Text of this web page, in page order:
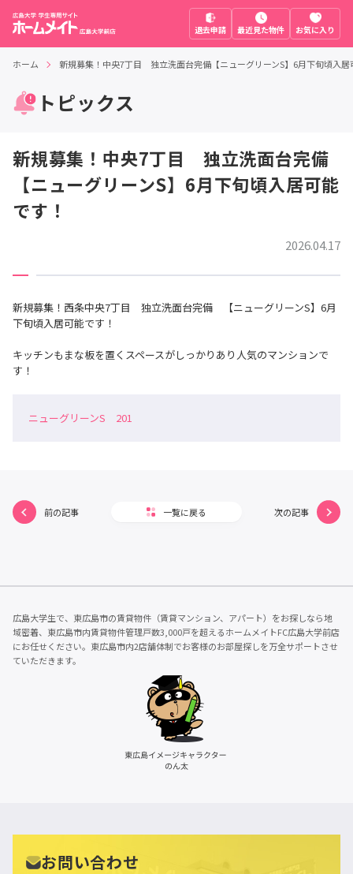
退去申請 最近見た物件 お気に入り
ホーム 新規募集！中央7丁目 独立洗面台完備【ニューグリーンS】6月下旬頃入居
トピックス
新規募集！中央7丁目 独立洗面台完備
【ニューグリーンS】6月下旬頃入居可能
です！
2026.04.17
新規募集！西条中央7丁目 独立洗面台完備 【ニューグリーンS】6月
下旬頃入居可能です！
キッチンもまな板を置くスペースがしっかりあり人気のマンションで
す！
ニューグリーンS 201
前の記事 一覧に戻る 次の記事
広島大学生で、東広島市の賃貸物件（賃貸マンション、アパート）をお探しなら地
域密着、東広島市内賃貸物件管理戸数3,000戸を超えるホームメイトFC広島大学前店
にお任せください。東広島市内2店舗体制でお客様のお部屋探しを万全サポートさせ
ていただきます。
お問い合わせ